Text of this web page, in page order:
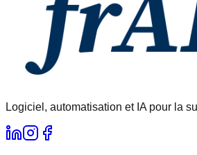
Logiciel, automatisation et IA pour la